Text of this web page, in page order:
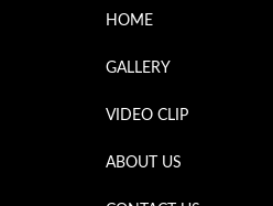
HOME
GALLERY
VIDEO CLIP
ABOUT US